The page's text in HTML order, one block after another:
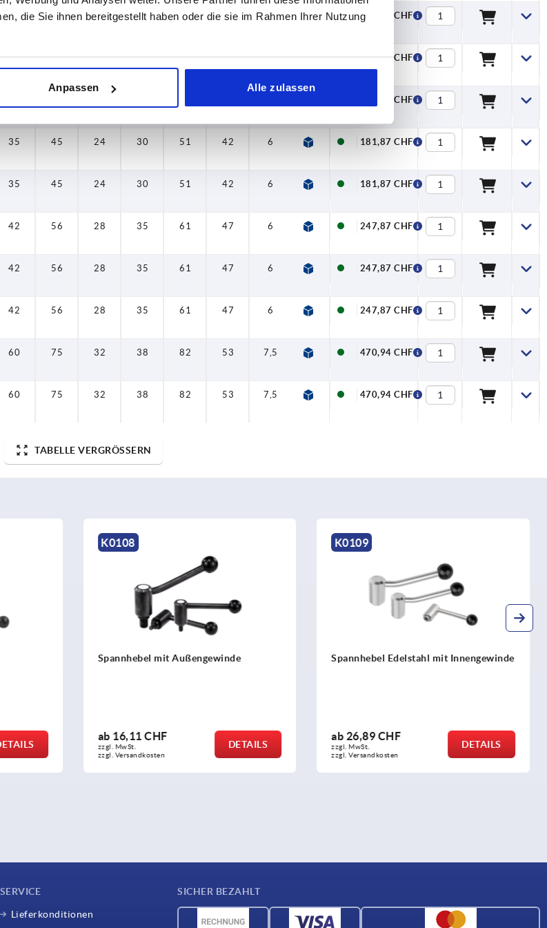
die Sie ihnen bereitgestellt haben oder die sie im Rahmen Ihrer Nutzung
Anpassen Alle zulassen
27 38 20 26 43 38 6 19 4 8
135,89 CHF
27 38 20 26 43 38 6 19 4 8
135,89 CHF
8
135,89 CHF
35 45 24 30 51 42 6 21 8
181,87 CHF
35 45 24 30 51 42 6 21 8
181,87 CHF
42 56 28 35 61 47 6 23,5 9
247,87 CHF
42 56 28 35 61 47 6 23,5 9
247,87 CHF
42 56 28 35 61 47 6 23,5 9
247,87 CHF
60 75 32 38 82 53 7,5 26,5 11
470,94 CHF
60 75 32 38 82 53 7,5 26,5 11
470,94 CHF
TABELLE VERGRÖSSERN
DETAILS
K0109
Spannhebel Edelstahl mit Innengewinde
ab26,89 CHF
zzgl. MwSt.
zzgl. Versandkosten
DETAILS
K0112
Spannhebel mit Sicherheitsfunktion,
ab16,06 CHF
zzgl. MwSt.
zzgl. Versandkosten
DETAILS
SERVICE
Lieferkonditionen
SICHER BEZAHLT